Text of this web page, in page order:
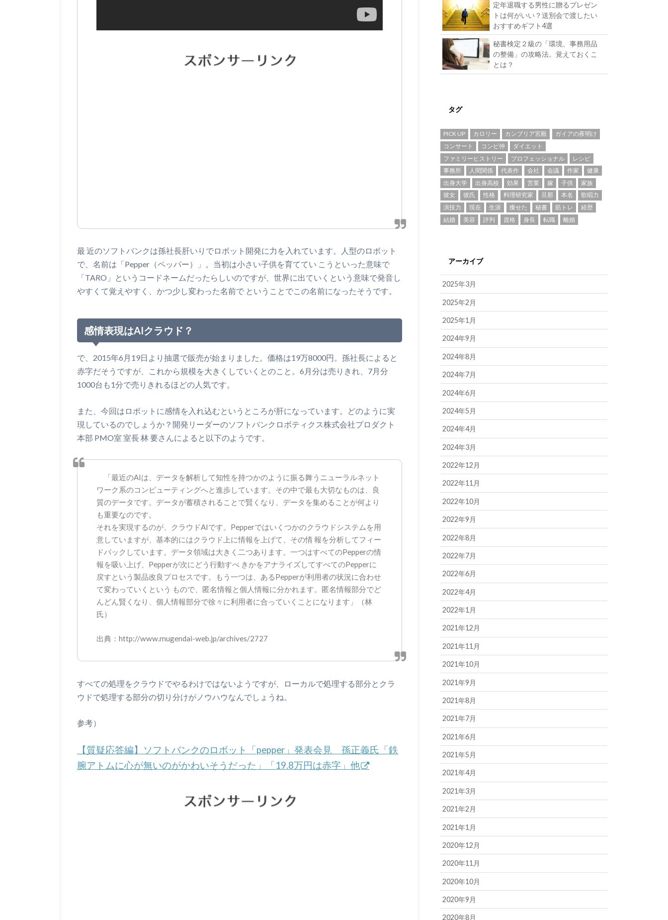
最 近のソフトバンクは孫社長肝いりでロボット開発に力を入れています。人型のロボット
で、名前は「Pepper（ペッパー）」。当初は小さい子供を育ててい こうといった意味で
「TARO」というコードネームだったらしいのですが、世界に出ていくという意味で発音し
やすくて覚えやすく、かつ少し変わった名前で ということでこの名前になったそうです。
感情表現はAIクラウド？
で、2015年6月19日より抽選で販売が始まりました。価格は19万8000円。孫社長によると
赤字だそうですが、これから規模を大きくしていくとのこと。6月分は売りきれ、7月分
1000台も1分で売りきれるほどの人気です。
また、今回はロボットに感情を入れ込むというところが肝になっています。どのように実
現しているのでしょうか？開発リーダーのソフトバンクロボティクス株式会社プロダクト
本部 PMO室 室長 林 要さんによると以下のようです。
「最近のAIは、データを解析して知性を持つかのように振る舞うニューラルネット
ワーク系のコンピューティングへと進歩しています。その中で最も大切なものは、良
質のデータです。データが蓄積されることで賢くなり、データを集めることが何より
も重要なのです。
それを実現するのが、クラウドAIです。Pepperではいくつかのクラウドシステムを用
意していますが、基本的にはクラウド上に情報を上げて、その情 報を分析してフィー
ドバックしています。データ領域は大きく二つあります。一つはすべてのPepperの情
報を吸い上げ、Pepperが次にどう行動すべ きかをアナライズしてすべてのPepperに
戻すという製品改良プロセスです。もう一つは、あるPepperが利用者の状況に合わせ
て変わっていくという もので、匿名情報と個人情報に分かれます。匿名情報部分でど
んどん賢くなり、個人情報部分で徐々に利用者に合っていくことになります」（林
氏）
出典：http://www.mugendai-web.jp/archives/2727
すべての処理をクラウドでやるわけではないようですが、ローカルで処理する部分とクラ
ウドで処理する部分の切り分けがノウハウなんでしょうね。
参考）
【質疑応答編】ソフトバンクのロボット「pepper」発表会見 孫正義氏「鉄
腕アトムに心が無いのがかわいそうだった」「19.8万円は赤字」他
定年退職する男性に贈るプレゼン
トは何がいい？送別会で渡したい
おすすめギフト4選
秘書検定２級の「環境、事務用品
の整備」の攻略法。覚えておくこ
とは？
タグ
PICK UP カロリー カンブリア宮殿
ガイアの夜明け
コンサート
コンビ仲
ダイエット
ファミリーヒストリー
プロフェッショナル
レシピ
事務所
人間関係 代表作 会社 会議 作家
健康
出身大学
出身高校 効果 営業 嫁 子供
家族
彼女
彼氏 性格 料理研究家 旦那 本名
歌唱力
演技力
現在 生涯 痩せた 秘書 筋トレ
経歴
結婚
美容 評判 資格 身長 転職 離婚
アーカイブ
2025年3月
2025年2月
2025年1月
2024年9月
2024年8月
2024年7月
2024年6月
2024年5月
2024年4月
2024年3月
2022年12月
2022年11月
2022年10月
2022年9月
2022年8月
2022年7月
2022年6月
2022年4月
2022年1月
2021年12月
2021年11月
2021年10月
2021年9月
2021年8月
2021年7月
2021年6月
2021年5月
2021年4月
2021年3月
2021年2月
2021年1月
2020年12月
2020年11月
2020年10月
2020年9月
2020年8月